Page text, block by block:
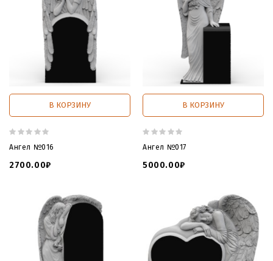
В КОРЗИНУ
Ангел №016
2700.00₽
В КОРЗИНУ
Ангел №017
5000.00₽